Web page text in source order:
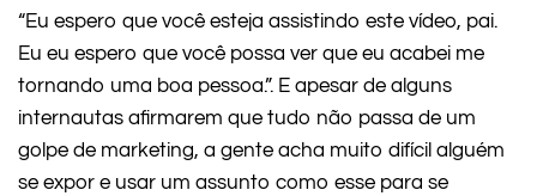
“Eu espero que você esteja assistindo este vídeo, pai.
Eu eu espero que você possa ver que eu acabei me
tornando uma boa pessoa.”. E apesar de alguns
internautas afirmarem que tudo não passa de um
golpe de marketing, a gente acha muito difícil alguém
se expor e usar um assunto como esse para se